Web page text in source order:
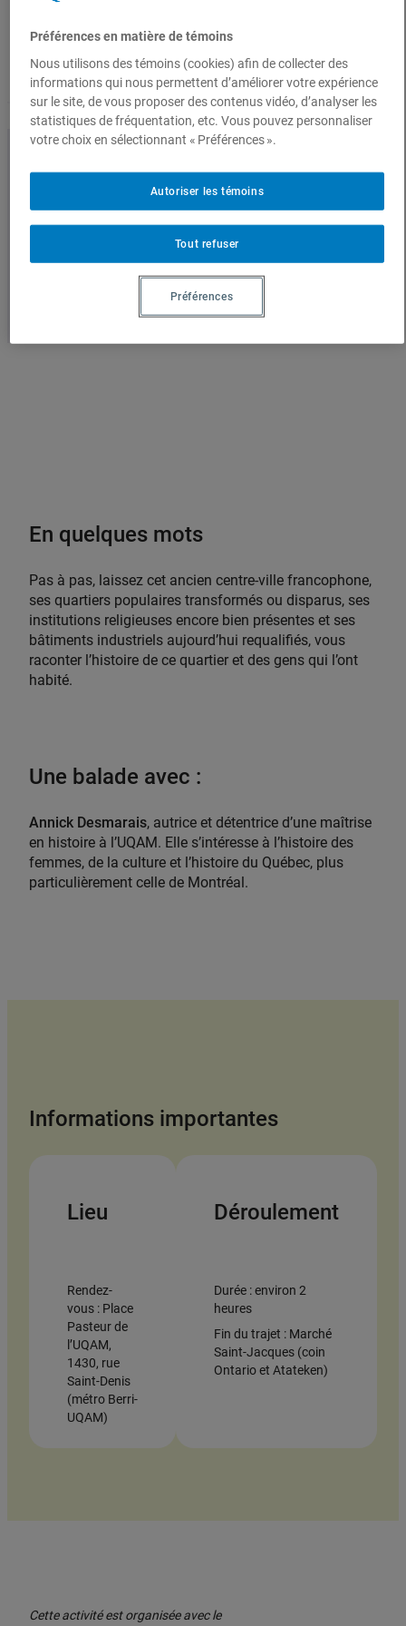
Conférences enregistrées
d
p
r
i
x
1
2
.
0
0
à
1
Que nous révèle le patrimoine du
Centre-Sud?
En quelques mots
Pas à pas, laissez cet ancien centre-ville francophone,
ses quartiers populaires transformés ou disparus, ses
institutions religieuses encore bien présentes et ses
bâtiments industriels aujourd’hui requalifiés, vous
raconter l’histoire de ce quartier et des gens qui l’ont
habité.
Une balade avec :
Annick Desmarais, autrice et détentrice d’une maîtrise
en histoire à l’UQAM. Elle s’intéresse à l’histoire des
femmes, de la culture et l’histoire du Québec, plus
particulièrement celle de Montréal.
Informations importantes
Lieu
Rendez-
vous : Place
Pasteur de
l’UQAM,
1430, rue
Saint-Denis
(métro Berri-
UQAM)
Déroulement
Durée : environ 2
heures
Fin du trajet : Marché
Saint-Jacques (coin
Ontario et Atateken)
Cette activité est organisée avec le
Préférences en matière de témoins
Nous utilisons des témoins (cookies) afin de collecter des
informations qui nous permettent d’améliorer votre expérience
sur le site, de vous proposer des contenus vidéo, d’analyser les
statistiques de fréquentation, etc. Vous pouvez personnaliser
votre choix en sélectionnant « Préférences ».
Tout refuser
Autoriser les témoins
Préférences